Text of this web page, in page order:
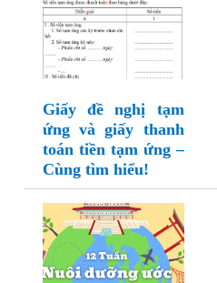
Giấy đề nghị tạm
ứng và giấy thanh
toán tiền tạm ứng –
Cùng tìm hiểu!